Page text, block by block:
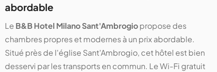
abordable
Le B&B Hotel Milano Sant'Ambrogiopropose des
chambres propres et modernes à un prix abordable.
Situé près de l'église Sant'Ambrogio, cet hôtel est bien
desservi par les transports en commun. Le Wi-Fi gratuit